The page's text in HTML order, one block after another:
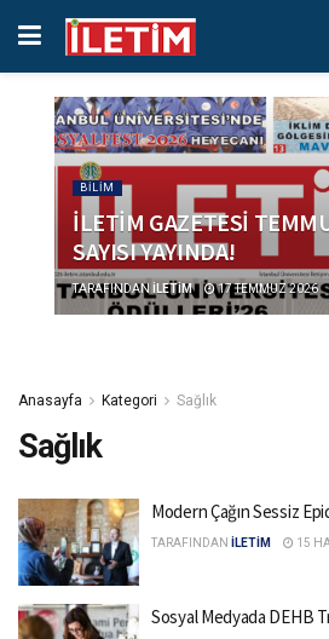
BILIM
İLETİM GAZETESİ
SAYISI YAYINDA!
TARAFINDAN İLETİM 17 TEMMUZ 2026
Anasayfa Kategori Sağlık
Sağlık
Modern Çağın Sessiz
TARAFINDAN İLETİM 15
Sosyal Medyada DEHB